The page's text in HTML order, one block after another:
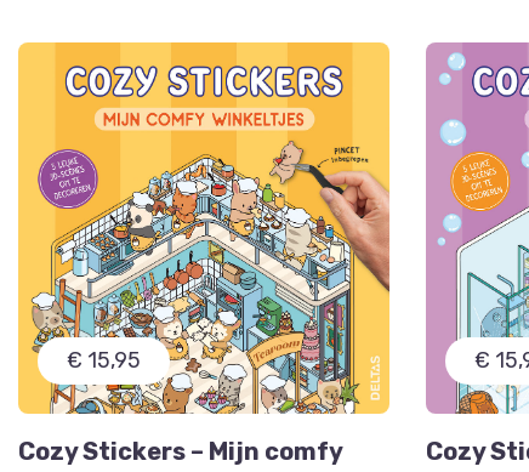
€ 15,95
Cozy Stickers – Mijn comfy
€
Cozy